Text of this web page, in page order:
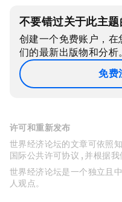
不要错过关于此主题
创建一个免费账户，
们的最新出版物和分析。
免费
许可和重新发布
世界经济论坛的文章可依照
国际公共许可协议 , 并根据我
世界经济论坛是一个独立且
人观点。